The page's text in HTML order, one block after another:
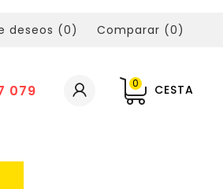
Comparar (0)
deseos (0)
CESTA
0
079